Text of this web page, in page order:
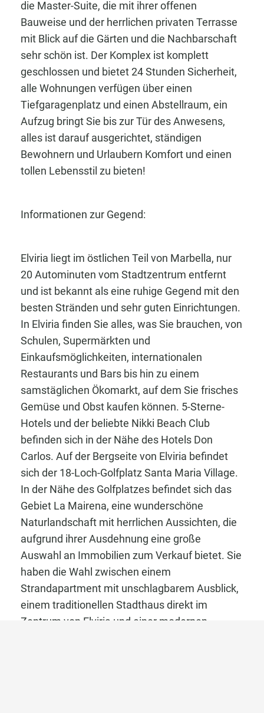
die Master-Suite, die mit ihrer offenen
Bauweise und der herrlichen privaten Terrasse
mit Blick auf die Gärten und die Nachbarschaft
sehr schön ist. Der Komplex ist komplett
geschlossen und bietet 24 Stunden Sicherheit,
alle Wohnungen verfügen über einen
Tiefgaragenplatz und einen Abstellraum, ein
Aufzug bringt Sie bis zur Tür des Anwesens,
alles ist darauf ausgerichtet, ständigen
Bewohnern und Urlaubern Komfort und einen
tollen Lebensstil zu bieten!
Informationen zur Gegend:
Elviria liegt im östlichen Teil von Marbella, nur
20 Autominuten vom Stadtzentrum entfernt
und ist bekannt als eine ruhige Gegend mit den
besten Stränden und sehr guten Einrichtungen.
In Elviria finden Sie alles, was Sie brauchen, von
Schulen, Supermärkten und
Einkaufsmöglichkeiten, internationalen
Restaurants und Bars bis hin zu einem
samstäglichen Ökomarkt, auf dem Sie frisches
Gemüse und Obst kaufen können. 5-Sterne-
Hotels und der beliebte Nikki Beach Club
befinden sich in der Nähe des Hotels Don
Carlos. Auf der Bergseite von Elviria befindet
sich der 18-Loch-Golfplatz Santa Maria Village.
In der Nähe des Golfplatzes befindet sich das
Gebiet La Mairena, eine wunderschöne
Naturlandschaft mit herrlichen Aussichten, die
aufgrund ihrer Ausdehnung eine große
Auswahl an Immobilien zum Verkauf bietet. Sie
haben die Wahl zwischen einem
Strandapartment mit unschlagbarem Ausblick,
einem traditionellen Stadthaus direkt im
Zentrum von Elviria und einer modernen